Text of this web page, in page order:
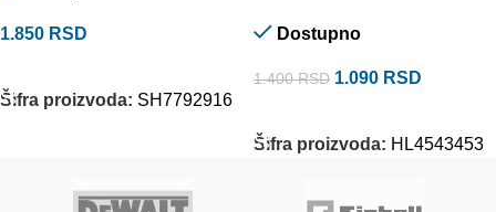
1.850 RSD
Šifra proizvoda: SH7792916
Dostupno
1.400RSD 1.090 RSD
Šifra proizvoda: HL4543453